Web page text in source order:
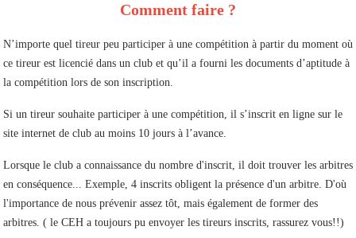
Comment faire ?
N’importe quel tireur peu participer à une compétition à partir du moment où
ce tireur est licencié dans un club et qu’il a fourni les documents d’aptitude à
la compétition lors de son inscription.
Si un tireur souhaite participer à une compétition, il s’inscrit en ligne sur le
site internet de club au moins 10 jours à l’avance.
Lorsque le club a connaissance du nombre d'inscrit, il doit trouver les arbitres
en conséquence... Exemple, 4 inscrits obligent la présence d'un arbitre. D'où
l'importance de nous prévenir assez tôt, mais également de former des
arbitres. ( le CEH a toujours pu envoyer les tireurs inscrits, rassurez vous!!)